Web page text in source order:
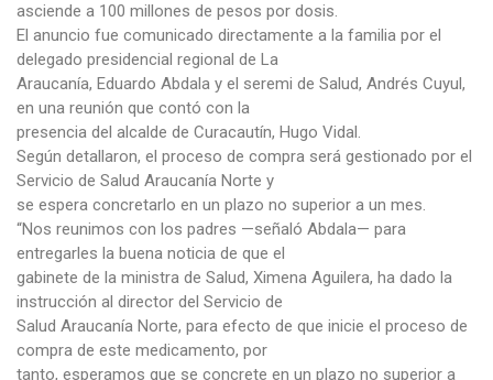
asciende a 100 millones de pesos por dosis.
El anuncio fue comunicado directamente a la familia por el
delegado presidencial regional de La
Araucanía, Eduardo Abdala y el seremi de Salud, Andrés Cuyul,
en una reunión que contó con la
presencia del alcalde de Curacautín, Hugo Vidal.
Según detallaron, el proceso de compra será gestionado por el
Servicio de Salud Araucanía Norte y
se espera concretarlo en un plazo no superior a un mes.
“Nos reunimos con los padres —señaló Abdala— para
entregarles la buena noticia de que el
gabinete de la ministra de Salud, Ximena Aguilera, ha dado la
instrucción al director del Servicio de
Salud Araucanía Norte, para efecto de que inicie el proceso de
compra de este medicamento, por
tanto, esperamos que se concrete en un plazo no superior a